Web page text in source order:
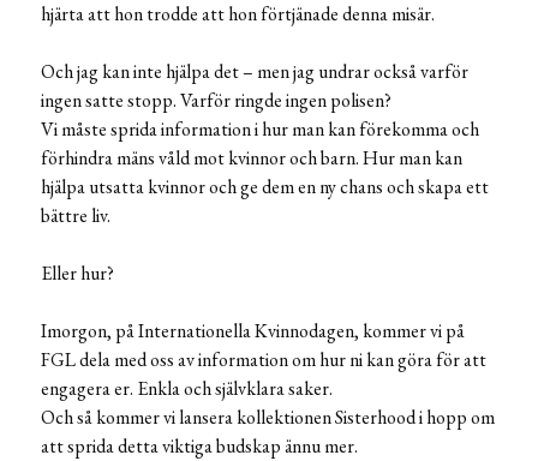
hjärta att hon trodde att hon förtjänade denna misär.
Och jag kan inte hjälpa det – men jag undrar också varför
ingen satte stopp. Varför ringde ingen polisen?
Vi måste sprida information i hur man kan förekomma och
förhindra mäns våld mot kvinnor och barn. Hur man kan
hjälpa utsatta kvinnor och ge dem en ny chans och skapa ett
bättre liv.
Eller hur?
Imorgon, på Internationella Kvinnodagen, kommer vi på
FGL dela med oss av information om hur ni kan göra för att
engagera er. Enkla och självklara saker.
Och så kommer vi lansera kollektionen Sisterhood i hopp om
att sprida detta viktiga budskap ännu mer.